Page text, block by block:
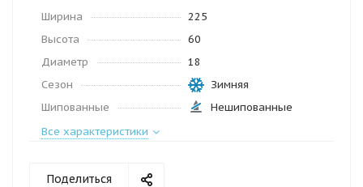
Ширина
225
Высота
60
Диаметр
18
Сезон
Зимняя
Шипованные
Нешипованные
Все характеристики
Поделиться